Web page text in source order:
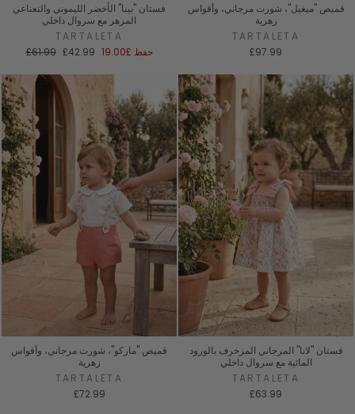
فستان "بيبا" الأخضر الليموني والنعناعي
المزهر مع سروال داخلي
TARTALETA
السعر
£61.99 سعر
£42.99 حفظ £19.00
قميص "ميغيل"، شورت مرجاني، وأقواس
زهرية
TARTALETA
£97.99
قميص "ماركو"، شورت مرجاني، وأقواس
زهرية
TARTALETA
£72.99
فستان "لانا" المرجاني المزخرف بالورود
المائية مع سروال داخلي
TARTALETA
£63.99